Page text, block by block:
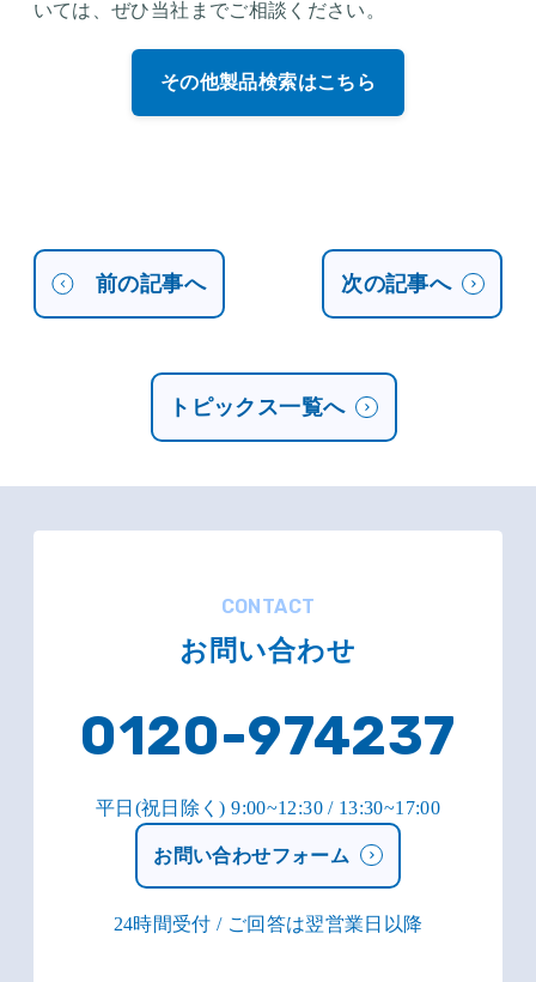
いては、ぜひ当社までご相談ください。
その他製品検索はこちら
前の記事へ
トピックス一覧へ
次の記事へ
CONTACT
お問い合わせ
0120-974237
平日(祝日除く) 9:00~12:30 / 13:30~17:00
お問い合わせフォーム
24時間受付 / ご回答は翌営業日以降